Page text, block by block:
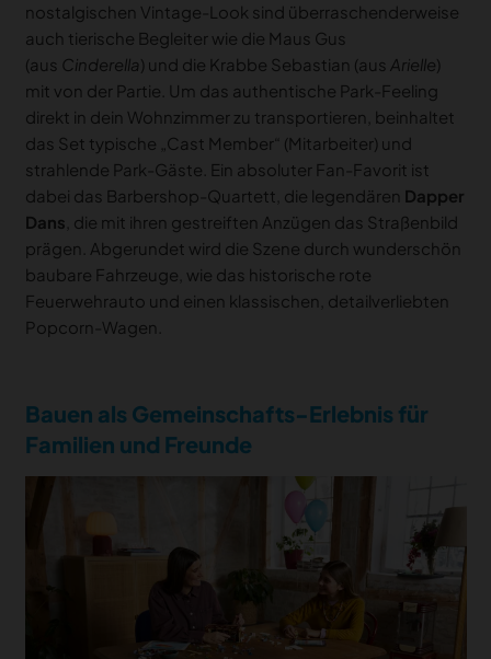
nostalgischen Vintage-Look sind überraschenderweise
auch tierische Begleiter wie die Maus Gus
(aus Cinderella ) und die Krabbe Sebastian (aus Arielle)
mit von der Partie. Um das authentische Park-Feeling
direkt in dein Wohnzimmer zu transportieren, beinhaltet
das Set typische „Cast Member“ (Mitarbeiter) und
strahlende Park-Gäste. Ein absoluter Fan-Favorit ist
dabei das Barbershop-Quartett, die legendären Dapper
Dans , die mit ihren gestreiften Anzügen das Straßenbild
prägen. Abgerundet wird die Szene durch wunderschön
baubare Fahrzeuge, wie das historische rote
Feuerwehrauto und einen klassischen, detailverliebten
Popcorn-Wagen.
Bauen als Gemeinschafts-Erlebnis für
Familien und Freunde